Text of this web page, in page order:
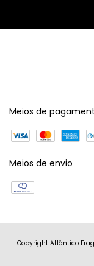
Meios de
Meios de envio
Copyright Atlântico